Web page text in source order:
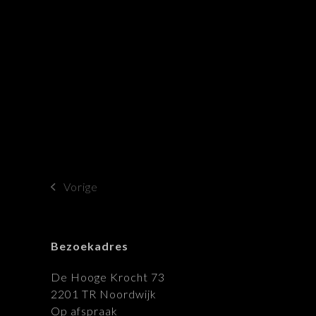
previous
Vorige
Bezoekadres
De Hooge Krocht 73
2201 TR Noordwijk
Op afspraak